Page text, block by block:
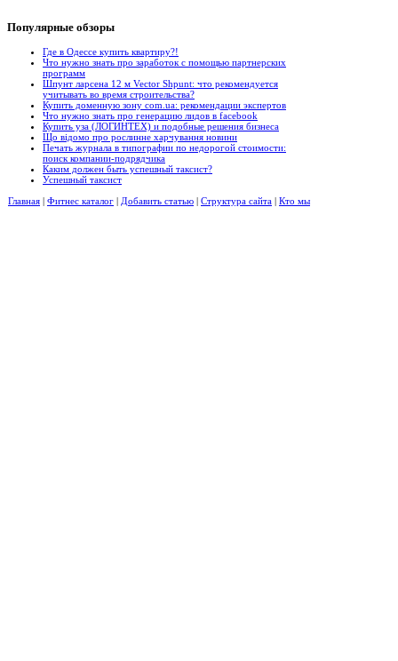
Популярные обзоры
Где в Одессе купить квартиру?!
Что нужно знать про заработок с помощью партнерских
программ
Шпунт ларсена 12 м Vector Shpunt: что рекомендуется
учитывать во время строительства?
Купить доменную зону com.ua: рекомендации экспертов
Что нужно знать про генерацию лидов в facebook
Купить уза (ЛОГИНТЕХ) и подобные решения бизнеса
Що відомо про рослинне харчування новини
Печать журнала в типографии по недорогой стоимости:
поиск компании-подрядчика
Каким должен быть успешный таксист?
Успешный таксист
Главная | Фитнес каталог | Добавить статью | Структура сайта | Кто мы